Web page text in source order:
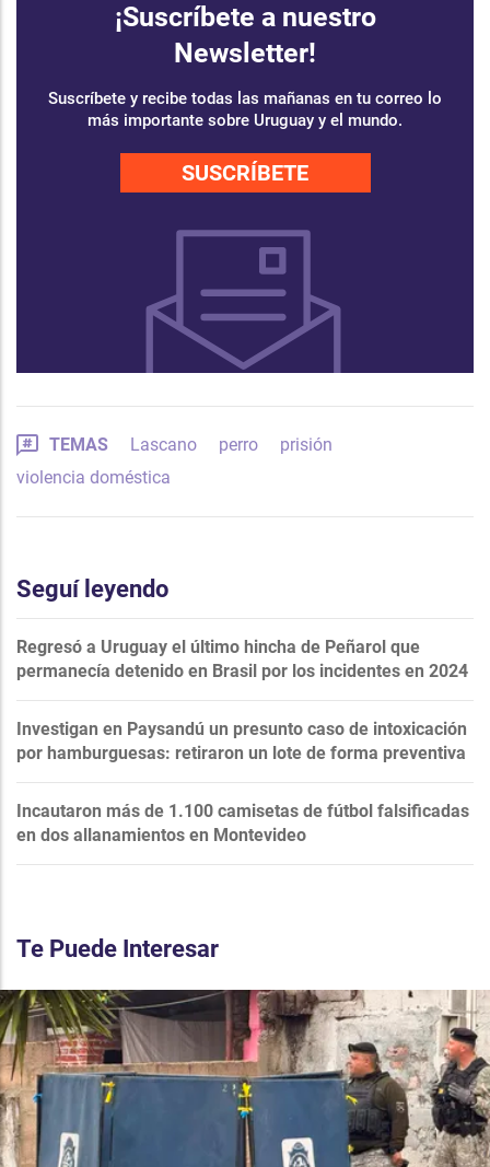
¡Suscríbete a nuestro
Newsletter!
Suscríbete y recibe todas las mañanas en tu correo lo
más importante sobre Uruguay y el mundo.
SUSCRÍBETE
TEMAS Lascano perro
prisión
violencia doméstica
Seguí leyendo
Regresó a Uruguay el último hincha de Peñarol que
permanecía detenido en Brasil por los incidentes en 2024
Investigan en Paysandú un presunto caso de intoxicación
por hamburguesas: retiraron un lote de forma preventiva
Incautaron más de 1.100 camisetas de fútbol falsificadas
en dos allanamientos en Montevideo
Te Puede Interesar